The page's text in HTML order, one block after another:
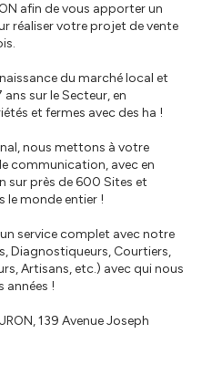
afin de vous apporter un
réaliser votre projet de vente
du marché local et
sur le Secteur, en
et fermes avec des ha !
nous mettons à votre
communication, avec en
sur près de 600 Sites et
le monde entier !
service complet avec notre
Diagnostiqueurs, Courtiers,
Artisans, etc.) avec qui nous
années !
139 Avenue Joseph